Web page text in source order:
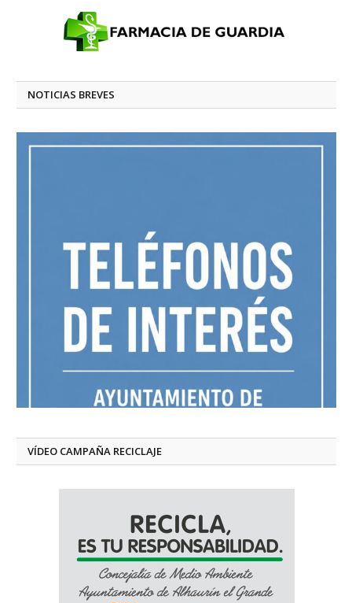
NOTICIAS BREVES
VÍDEO CAMPAÑA RECICLAJE